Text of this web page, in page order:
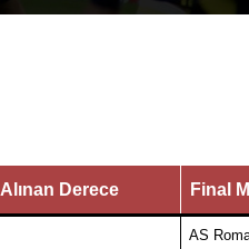
Alınan Derece Final
AS